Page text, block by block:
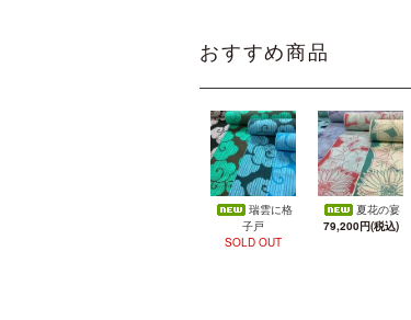
おすすめ商品
瑞雲に格
子戸
SOLD OUT
夏花の宴
79,200円(税込)